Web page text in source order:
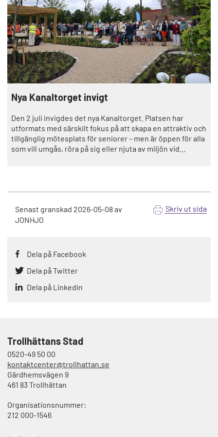
Nya Kanaltorget invigt
Den 2 juli invigdes det nya Kanaltorget. Platsen har
utformats med särskilt fokus på att skapa en attraktiv och
tillgänglig mötesplats för seniorer – men är öppen för alla
som vill umgås, röra på sig eller njuta av miljön vid
Senast granskad 2026-05-08av
JONHJO
Skriv ut sida
Dela på Facebook
Dela på Twitter
Dela på Linkedin
Trollhättans Stad
0520-49 50 00
kontaktcenter@trollhattan.se
Gärdhemsvägen 9
461 83 Trollhättan
Organisationsnummer:
212 000-1546